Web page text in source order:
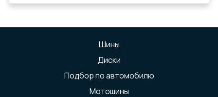
Шины
Диски
Подбор по автомобилю
Мотошины